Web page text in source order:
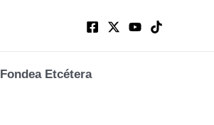
Fondea Etcétera